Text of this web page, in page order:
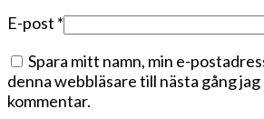
E-post *
Spara mitt namn, min e-
denna webbläsare till nästa gång
kommentar.